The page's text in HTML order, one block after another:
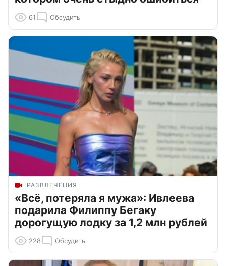
61 Обсудить
РАЗВЛЕЧЕНИЯ
«Всё, потеряла я мужа»: Ивлеева
подарила Филиппу Бегаку
дорогущую лодку за 1,2 млн рублей
228 Обсудить